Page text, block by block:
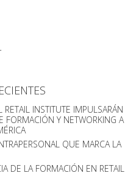
RETAIL INSTITUTE IMPULSARÁN
FORMACIÓN Y NETWORKING A
QUE MARCA LA
DE LA FORMACIÓN EN RETAIL